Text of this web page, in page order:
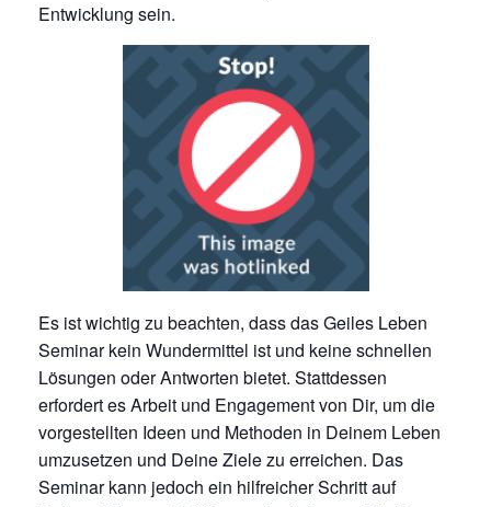
Entwicklung sein.
Es ist wichtig zu beachten, dass das Geiles Leben
Seminar kein Wundermittel ist und keine schnellen
Lösungen oder Antworten bietet. Stattdessen
erfordert es Arbeit und Engagement von Dir, um die
vorgestellten Ideen und Methoden in Deinem Leben
umzusetzen und Deine Ziele zu erreichen. Das
Seminar kann jedoch ein hilfreicher Schritt auf